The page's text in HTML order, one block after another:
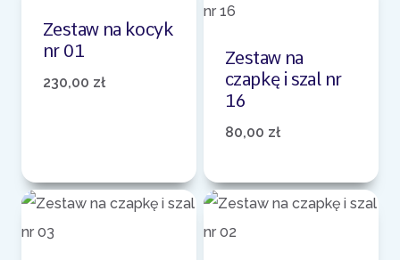
Zestaw na kocyk
nr 01
230,00 zł
Zestaw na
czapkę i szal nr
16
80,00 zł